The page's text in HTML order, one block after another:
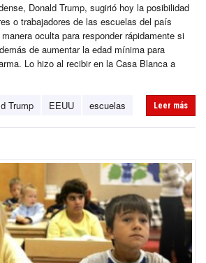
Donald Trump, sugirió hoy la posibilidad
o trabajadores de las escuelas del país
oculta para responder rápidamente si
de aumentar la edad mínima para
Lo hizo al recibir en la Casa Blanca a
Trump EEUU escuelas Leer más